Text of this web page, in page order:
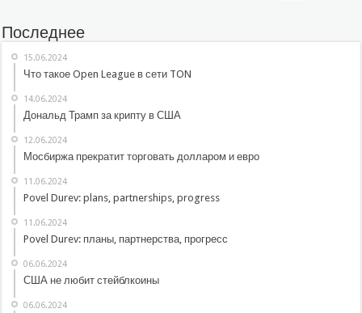
Последнее
15.06.2024
Что такое Open League в сети TON
14.06.2024
Дональд Трамп за крипту в США
12.06.2024
Мосбиржа прекратит торговать долларом и евро
11.06.2024
Povel Durev: plans, partnerships, progress
11.06.2024
Povel Durev: планы, партнерства, прогресс
06.06.2024
США не любит стейблкоины
06.06.2024